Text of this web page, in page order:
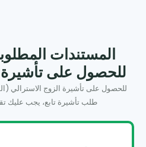
المستندات
للحصول على تأشيرة
طلب تأشيرة تابع، يجب عليك